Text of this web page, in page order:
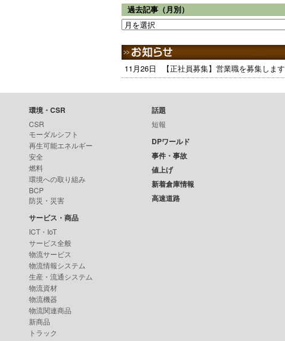
過去記事（月別）
11月26日 【正社員募集】営業職を募集します
環境・CSR
CSR
モーダルシフト
再生可能エネルギー
安全
燃料
環境への取り組み
BCP
防災・災害
サービス・商品
ICT・IoT
サービス全般
物流サービス
物流情報システム
生産・流通システム
物流資材
物流機器
物流関連商品
新商品
トラック
話題
短報
DPワールド
事件・事故
値上げ
新着倉庫情報
高速道路